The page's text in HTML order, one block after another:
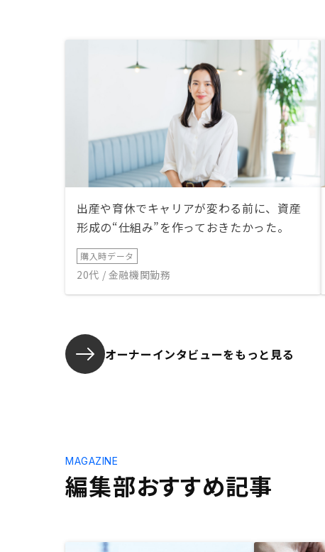
出産や育休でキャリアが変わる前に、資産
形成の“仕組み”を作っておきたかった。
購入時データ
20代 / 金融機関勤務
オーナーインタビューをもっと見る
編集部おすすめ記事
MAGAZINE